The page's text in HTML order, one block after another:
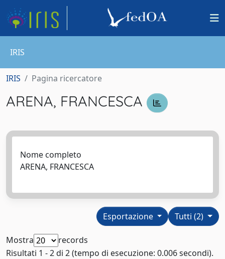
IRIS
IRIS Pagina ricercatore
ARENA, FRANCESCA
Nome completo
ARENA, FRANCESCA
Tutti (2)
Esportazione
Mostra
records
Risultati 1 - 2 di 2 (tempo di esecuzione: 0.006 secondi).